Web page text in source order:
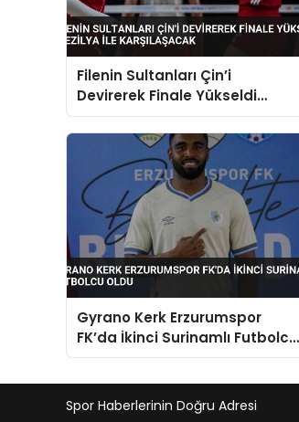
Filenin Sultanları Çin’i
Devirerek Finale Yükseldi
Brezilya ile Karşılaşacak
Gyrano Kerk Erzurumspor
FK’da İkinci Surinamlı Futbolcu
Oldu
Spor Haberlerinin Doğru Adresi